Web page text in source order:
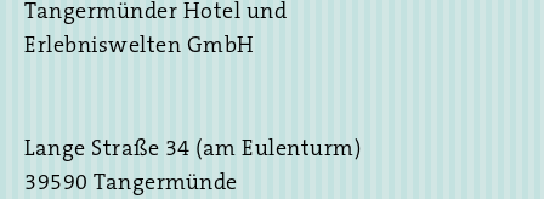
Tangermünder Hotel und
Erlebniswelten GmbH
Lange Straße 34 (am Eulenturm)
39590 Tangermünde